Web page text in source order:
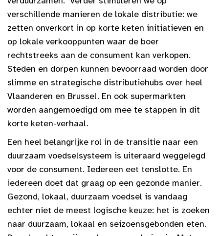
verschillende manieren de lokale distributie: we
zetten onverkort in op korte keten initiatieven en
op lokale verkooppunten waar de boer
rechtstreeks aan de consument kan verkopen.
Steden en dorpen kunnen bevoorraad worden door
slimme en strategische distributiehubs over heel
Vlaanderen en Brussel. En ook supermarkten
worden aangemoedigd om mee te stappen in dit
korte keten-verhaal.
Een heel belangrijke rol in de transitie naar een
duurzaam voedselsysteem is uiteraard weggelegd
voor de consument. Iedereen eet tenslotte. En
iedereen doet dat graag op een gezonde manier.
Gezond, lokaal, duurzaam voedsel is vandaag
echter niet de meest logische keuze: het is zoeken
naar duurzaam, lokaal en seizoensgebonden eten.